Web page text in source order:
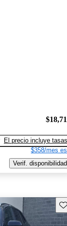
El precio incluye tasas
$358/mes
Verif. disponibilidad